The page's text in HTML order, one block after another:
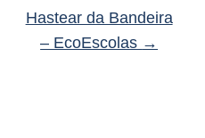
Hastear da Bandeira
– EcoEscolas →